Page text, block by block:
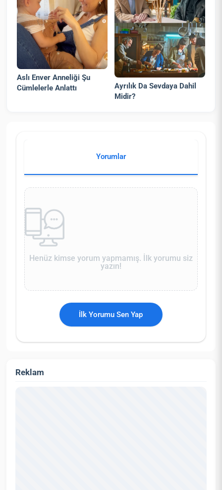
Aslı Enver Anneliği Şu
Cümlelerle Anlattı
Ayrılık Da Sevdaya Dahil
Midir?
Yorumlar
Henüz kimse yorum yapmamış. İlk yorumu siz
yazın!
İlk Yorumu Sen Yap
Reklam